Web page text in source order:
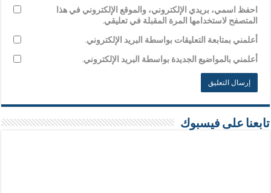
احفظ اسمي، بريدي الإلكتروني، والموقع الإلكتروني في هذا
المتصفح لاستخدامها المرة المقبلة في تعليقي.
أعلمني بمتابعة التعليقات بواسطة البريد الإلكتروني.
أعلمني بالمواضيع الجديدة بواسطة البريد الإلكتروني.
تابعنا على فيسبوك